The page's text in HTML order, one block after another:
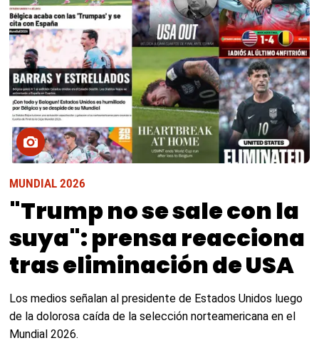
MUNDIAL 2026
"Trump no se sale con la
suya": prensa reacciona
tras eliminación de USA
Los medios señalan al presidente de Estados Unidos luego
de la dolorosa caída de la selección norteamericana en el
Mundial 2026.